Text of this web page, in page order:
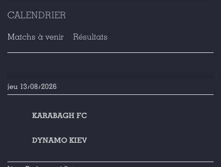
CALENDRIER
Matchs à venir Résultats
jeu 13/08/2026
KARABAGH FC
DYNAMO KIEV